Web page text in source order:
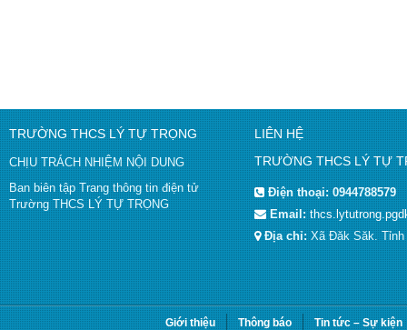
TRƯỜNG THCS LÝ TỰ TRỌNG
CHỊU TRÁCH NHIỆM NỘI DUNG
Ban biên tập Trang thông tin điện tử
Trường THCS LÝ TỰ TRỌNG
LIÊN HỆ
TRƯỜNG THCS LÝ TỰ
Điện thoại:0944788579
Email:
Địa chỉ:Xã Đăk Săk.
Giới thiệu Thông báo Tin tức – Sự kiện